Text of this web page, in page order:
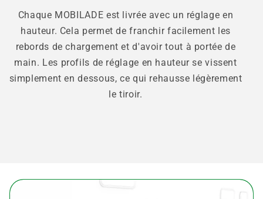
Chaque MOBILADE est livrée avec un réglage en
hauteur. Cela permet de franchir facilement les
rebords de chargement et d'avoir tout à portée de
main. Les profils de réglage en hauteur se vissent
simplement en dessous, ce qui rehausse légèrement
le tiroir.